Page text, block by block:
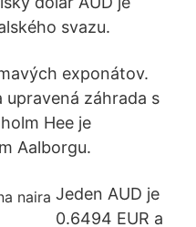
svazu.
exponátov.
upravená záhrada s
Hee je
Aalborgu.
Jeden AUD je
0.6494 EUR a